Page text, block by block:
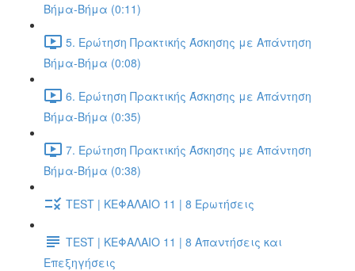
Βήμα-Βήμα (0:11)
5. Ερώτηση Πρακτικής Άσκησης με Απάντηση
Βήμα-Βήμα (0:08)
6. Ερώτηση Πρακτικής Άσκησης με Απάντηση
Βήμα-Βήμα (0:35)
7. Ερώτηση Πρακτικής Άσκησης με Απάντηση
Βήμα-Βήμα (0:38)
TEST | ΚΕΦΑΛΑΙΟ 11 | 8 Ερωτήσεις
TEST | ΚΕΦΑΛΑΙΟ 11 | 8 Απαντήσεις και
Επεξηγήσεις